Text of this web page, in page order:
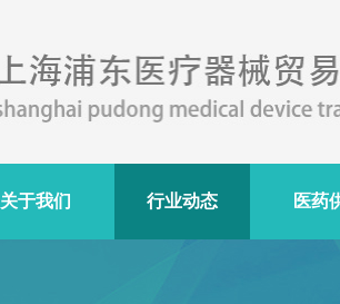
关于我们 行业动态 医药